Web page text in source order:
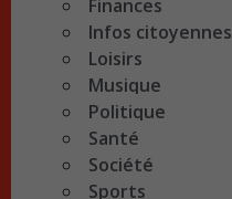
Finances
Infos citoyennes
Loisirs
Musique
Politique
Santé
Société
Sports